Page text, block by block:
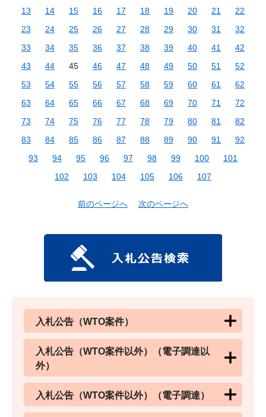
13
14 15 16 17 18 19 20 21
22
23
24 25 26 27 28 29 30 31
32
33
34 35 36 37 38 39 40 41
42
43
44 45 46 47 48 49 50 51
52
53
54 55 56 57 58 59 60 61
62
63
64 65 66 67 68 69 70 71
72
73
74 75 76 77 78 79 80 81
82
83
84 85 86 87 88 89 90 91
92
93
94 95 96 97 98 99 100
101
102
103 104 105 106 107
前のページへ 次のページへ
入札公告（WTO案件）
入札公告（WTO案件以外）（電子調達以
外）
入札公告（WTO案件以外）（電子調達）